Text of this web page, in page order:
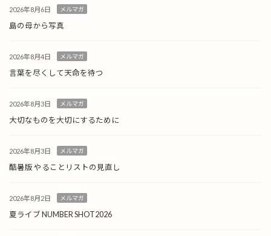
2026年8月6日 メルマガ
島の母から写真
2026年8月4日 メルマガ
言葉を尽くして天命を待つ
2026年8月3日 メルマガ
大切なものを大切にするために
2026年8月3日 メルマガ
酷暑版 やることリストの見直し
2026年8月2日 メルマガ
夏ライブ NUMBER SHOT2026